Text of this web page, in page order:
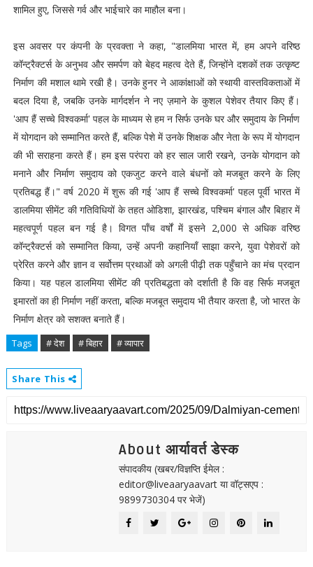
शामिल हुए, जिससे गर्व और भाईचारे का माहौल बना।
इस अवसर पर कंपनी के प्रवक्ता ने कहा, "डालमिया भारत में, हम अपने वरिष्ठ
कॉन्ट्रैक्टर्स के अनुभव और समर्पण को बेहद महत्व देते हैं, जिन्होंने दशकों तक उत्कृष्ट
निर्माण की मशाल थामे रखी है। उनके हुनर ने आकांक्षाओं को स्थायी वास्तविकताओं में
बदल दिया है, जबकि उनके मार्गदर्शन ने नए ज़माने के कुशल पेशेवर तैयार किए हैं।
'आप हैं सच्चे विश्वकर्मा' पहल के माध्यम से हम न सिर्फ उनके घर और समुदाय के निर्माण
में योगदान को सम्मानित करते हैं, बल्कि पेशे में उनके शिक्षक और नेता के रूप में योगदान
की भी सराहना करते हैं। हम इस परंपरा को हर साल जारी रखने, उनके योगदान को
मनाने और निर्माण समुदाय को एकजुट करने वाले बंधनों को मजबूत करने के लिए
प्रतिबद्ध हैं।" वर्ष 2020 में शुरू की गई 'आप हैं सच्चे विश्वकर्मा' पहल पूर्वी भारत में
डालमिया सीमेंट की गतिविधियों के तहत ओडिशा, झारखंड, पश्चिम बंगाल और बिहार में
महत्वपूर्ण पहल बन गई है। विगत पाँच वर्षों में इसने 2,000 से अधिक वरिष्ठ
कॉन्ट्रैक्टर्स को सम्मानित किया, उन्हें अपनी कहानियाँ साझा करने, युवा पेशेवरों को
प्रेरित करने और ज्ञान व सर्वोत्तम प्रथाओं को अगली पीढ़ी तक पहुँचाने का मंच प्रदान
किया। यह पहल डालमिया सीमेंट की प्रतिबद्धता को दर्शाती है कि वह सिर्फ मजबूत
इमारतों का ही निर्माण नहीं करता, बल्कि मजबूत समुदाय भी तैयार करता है, जो भारत के
निर्माण क्षेत्र को सशक्त बनाते हैं।
Tags # देश # बिहार # व्यापार
Share This
About आर्यावर्त डेस्क
संपादकीय (खबर/विज्ञप्ति ईमेल :
editor@liveaaryaavart या वॉट्सएप :
9899730304 पर भेजें)